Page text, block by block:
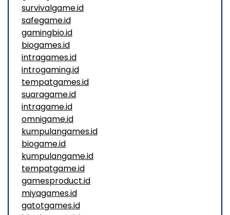
survivalgame.id
safegame.id
gamingbio.id
biogames.id
intragames.id
introgaming.id
tempatgames.id
suaragame.id
intragame.id
omnigame.id
kumpulangames.id
biogame.id
kumpulangame.id
tempatgame.id
gamesproduct.id
miyagames.id
gatotgames.id